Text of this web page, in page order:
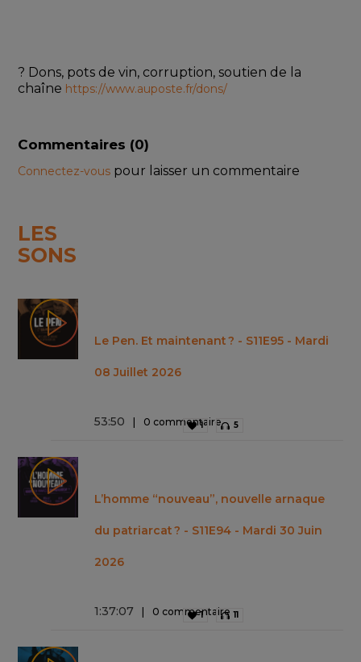
? Dons, pots de vin, corruption, soutien de la
chaîne https://www.auposte.fr/dons/
Commentaires (0)
Connectez-vous pour laisser un commentaire
LES
SONS
Le Pen. Et maintenant ? - S11E95 - Mardi
08 Juillet 2026
53:50 0 commentaire
1 5
L’homme “nouveau”, nouvelle arnaque
du patriarcat ? - S11E94 - Mardi 30 Juin
2026
1:37:07 0 commentaire
1 11